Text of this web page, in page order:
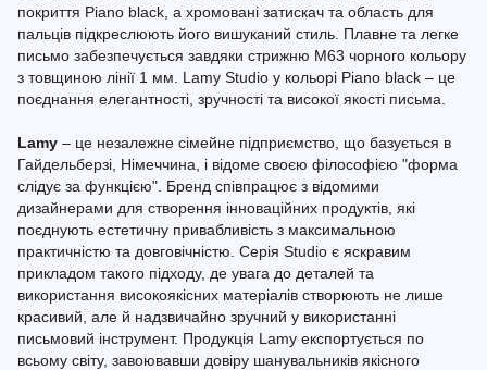
покриття Piano black, а хромовані затискач та область для
пальців підкреслюють його вишуканий стиль. Плавне та легке
письмо забезпечується завдяки стрижню М63 чорного кольору
з товщиною лінії 1 мм. Lamy Studio у кольорі Piano black – це
поєднання елегантності, зручності та високої якості письма.
Lamy – це незалежне сімейне підприємство, що базується в
Гайдельберзі, Німеччина, і відоме своєю філософією "форма
слідує за функцією". Бренд співпрацює з відомими
дизайнерами для створення інноваційних продуктів, які
поєднують естетичну привабливість з максимальною
практичністю та довговічністю. Серія Studio є яскравим
прикладом такого підходу, де увага до деталей та
використання високоякісних матеріалів створюють не лише
красивий, але й надзвичайно зручний у використанні
письмовий інструмент. Продукція Lamy експортується по
всьому світу, завоювавши довіру шанувальників якісного